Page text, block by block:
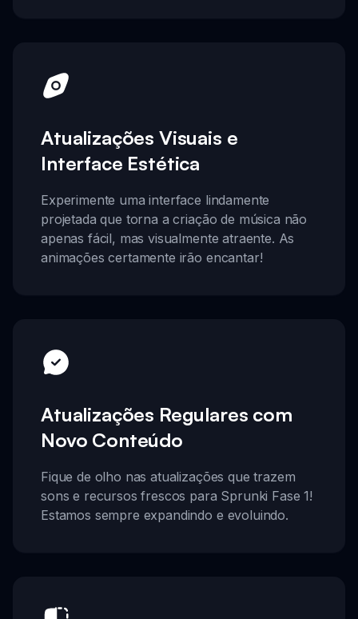
Atualizações Visuais e
Interface Estética
Experimente uma interface lindamente
projetada que torna a criação de música não
apenas fácil, mas visualmente atraente. As
animações certamente irão encantar!
Atualizações Regulares com
Novo Conteúdo
Fique de olho nas atualizações que trazem
sons e recursos frescos para Sprunki Fase 1!
Estamos sempre expandindo e evoluindo.